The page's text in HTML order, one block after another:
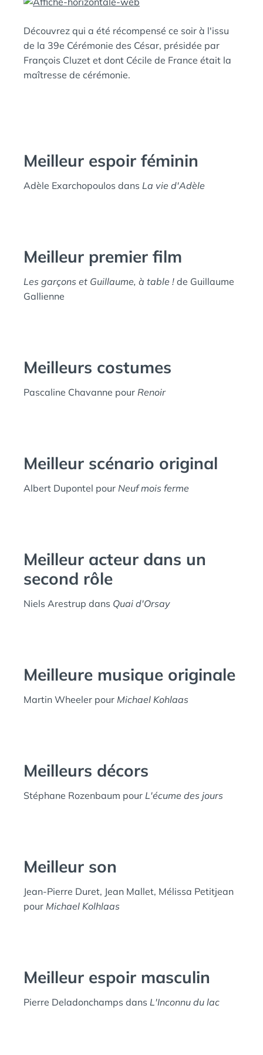
E
:
S
Découvrez qui a été récompensé ce soir à l'issu
de la 39e Cérémonie des César, présidée par
François Cluzet et dont Cécile de France était la
maîtresse de cérémonie.
Meilleur espoir féminin
Adèle Exarchopoulos dans La vie d'Adèle
Meilleur premier film
Les garçons et Guillaume, à table ! de Guillaume
Gallienne
Meilleurs costumes
Pascaline Chavanne pour Renoir
Meilleur scénario original
Albert Dupontel pour Neuf mois ferme
Meilleur acteur dans un
second rôle
Niels Arestrup dans Quai d'Orsay
Meilleure musique originale
Martin Wheeler pour Michael Kohlaas
Meilleurs décors
Stéphane Rozenbaum pour L'écume des jours
Meilleur son
Jean-Pierre Duret, Jean Mallet, Mélissa Petitjean
pour Michael Kolhlaas
Meilleur espoir masculin
Pierre Deladonchamps dans L'Inconnu du lac